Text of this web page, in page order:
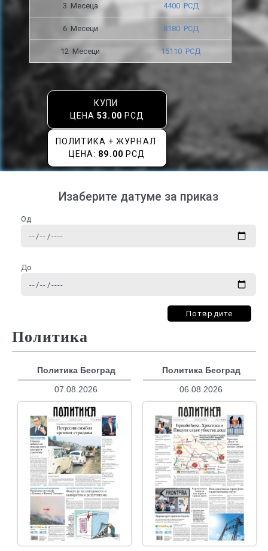
3 Месецa 4400 РСД
6 Месеци 8180 РСД
12 Месеци 15110 РСД
КУПИ
ЦЕНА53.00 РСД
ПОЛИТИКА + ЖУРНАЛ
ЦЕНА: 89.00 РСД
Изаберите датуме за приказ
Од
До
Потврдите
Политика
Политика Београд
07.08.2026
Политика Београд
06.08.2026